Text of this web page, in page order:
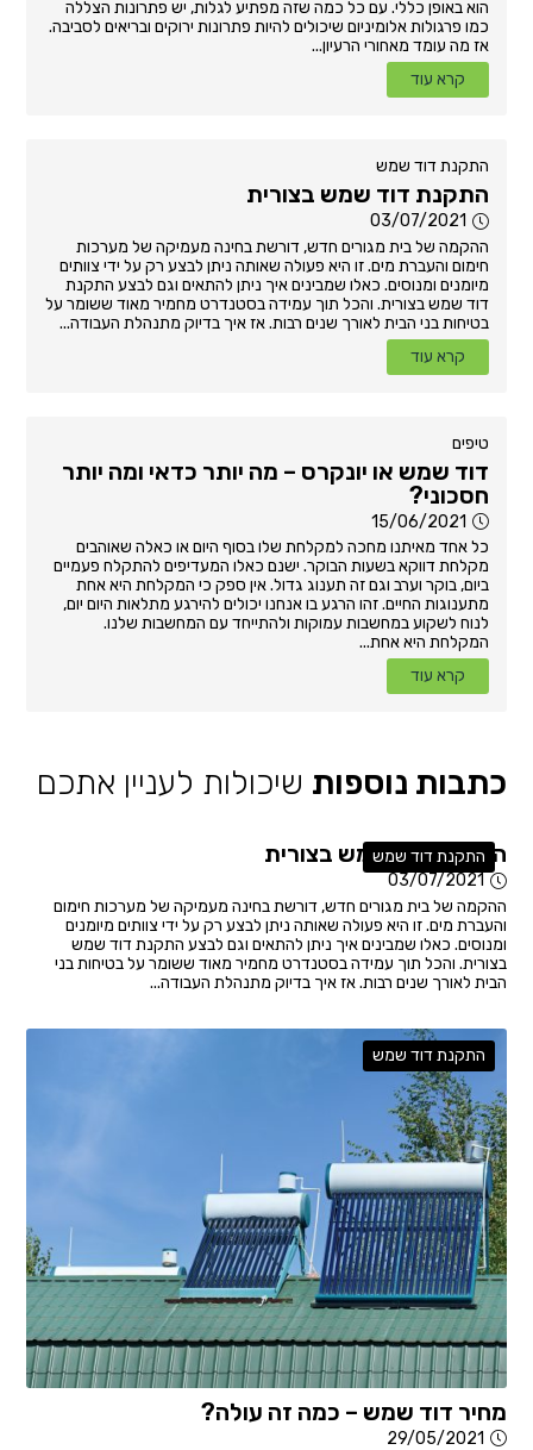
הוא באופן כללי. עם כל כמה שזה מפתיע לגלות, יש פתרונות הצללה
כמו פרגולות אלומיניום שיכולים להיות פתרונות ירוקים ובריאים לסביבה.
אז מה עומד מאחורי הרעיון...
קרא עוד
התקנת דוד שמש
התקנת דוד שמש בצורית
03/07/2021
ההקמה של בית מגורים חדש, דורשת בחינה מעמיקה של מערכות
חימום והעברת מים. זו היא פעולה שאותה ניתן לבצע רק על ידי צוותים
מיומנים ומנוסים. כאלו שמבינים איך ניתן להתאים וגם לבצע התקנת
דוד שמש בצורית. והכל תוך עמידה בסטנדרט מחמיר מאוד ששומר על
בטיחות בני הבית לאורך שנים רבות. אז איך בדיוק מתנהלת העבודה...
קרא עוד
טיפים
דוד שמש או יונקרס – מה יותר כדאי ומה יותר
חסכוני?
15/06/2021
כל אחד מאיתנו מחכה למקלחת שלו בסוף היום או כאלה שאוהבים
מקלחת דווקא בשעות הבוקר. ישנם כאלו המעדיפים להתקלח פעמיים
ביום, בוקר וערב וגם זה תענוג גדול. אין ספק כי המקלחת היא אחת
מתענוגות החיים. זהו הרגע בו אנחנו יכולים להירגע מתלאות היום יום,
לנוח לשקוע במחשבות עמוקות ולהתייחד עם המחשבות שלנו.
המקלחת היא אחת...
קרא עוד
כתבות נוספות שיכולות לעניין אתכם
התקנת דוד שמש
התקנת דוד שמש בצורית
03/07/2021
ההקמה של בית מגורים חדש, דורשת בחינה מעמיקה של מערכות חימום
והעברת מים. זו היא פעולה שאותה ניתן לבצע רק על ידי צוותים מיומנים
ומנוסים. כאלו שמבינים איך ניתן להתאים וגם לבצע התקנת דוד שמש
בצורית. והכל תוך עמידה בסטנדרט מחמיר מאוד ששומר על בטיחות בני
הבית לאורך שנים רבות. אז איך בדיוק מתנהלת העבודה...
התקנת דוד שמש
מחיר דוד שמש – כמה זה עולה?
29/05/2021